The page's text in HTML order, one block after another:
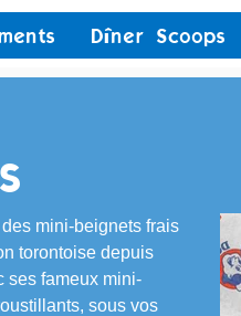
Dîner Scoops
mini-beignets frais
torontoise depuis
ses fameux mini-
sous vos